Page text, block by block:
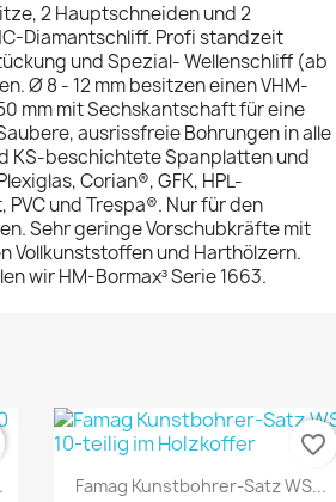
2 Hauptschneiden und 2
Diamantschliff. Profi standzeit
und Spezial- Wellenschliff (ab
Ø 8 - 12 mm besitzen einen VHM-
mm mit Sechskantschaft für eine
ausrissfreie Bohrungen in alle
KS-beschichtete Spanplatten und
Corian®, GFK, HPL-
und Trespa®. Nur für den
Sehr geringe Vorschubkräfte mit
Vollkunststoffen und Harthölzern.
wir HM-Bormax³ Serie 1663.
Quick view
Famag Kunstbohrer-Satz WS...
favorite_border